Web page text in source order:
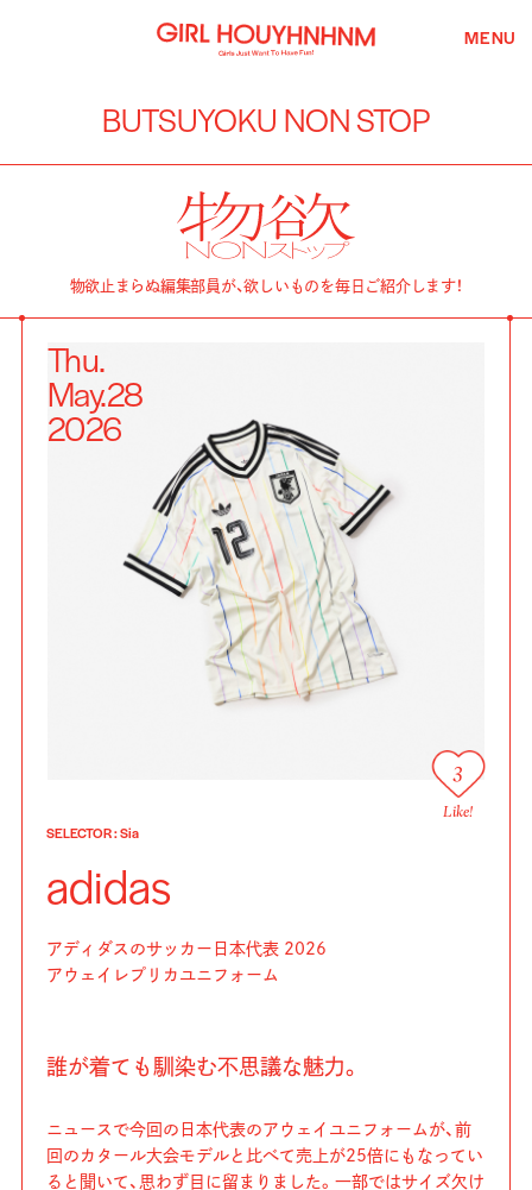
MENU
BUTSUYOKU NON STOP
物欲止まらぬ編集部員が、欲しいものを毎日ご紹介します！
Thu.
May.28
2026
3
Like!
SELECTOR:Sia
adidas
アディダスのサッカー日本代表 2026
アウェイレプリカユニフォーム
誰が着ても馴染む不思議な魅力。
ニュースで今回の日本代表のアウェイユニフォームが、前
回のカタール大会モデルと比べて売上が25倍にもなってい
ると聞いて、思わず目に留まりました。一部ではサイズ欠け